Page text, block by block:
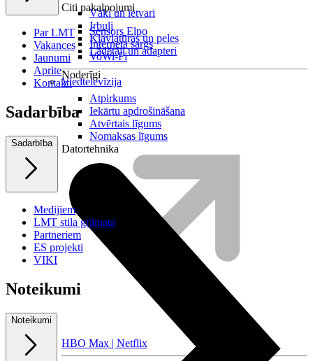
Citi pakalpojumi
Sensors Elpo
Interneta sargs
VoWi-Fi
Viedtelevīzija
HBO Max | Netflix
Vāki un ietvari
Irbuļi
Klaviatūras un peles
Lādētāji un adapteri
Noderīgi
Atpirkums
Iekārtu apdrošināšana
Atvērtais līgums
Nomaksas līgums
Datortehnika
Par LMT
Vakances
Jaunumi
Aprite
Kontakti
Sadarbība
Sadarbība
Medijiem
LMT stila grāmata
Partneriem
ES projekti
VIKI
Noteikumi
Noteikumi